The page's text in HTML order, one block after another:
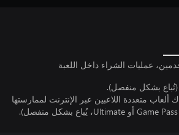
عمليات الشراء داخل اللعبة
(تُباع بشكل منفصل).
ألعاب متعددة اللاعبين عبر الإنترنت لممارستها